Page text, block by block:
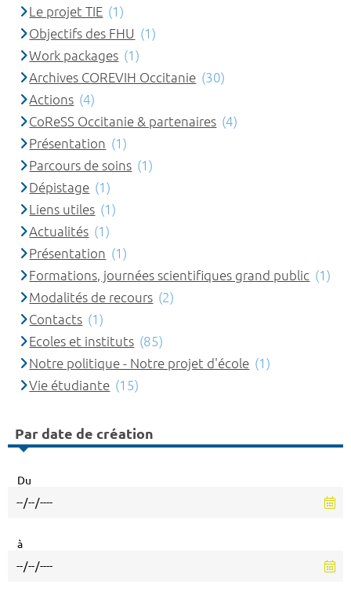
Le projet TIE (1)
Objectifs des FHU (1)
Work packages (1)
Archives COREVIH Occitanie (30)
Actions (4)
CoReSS Occitanie & partenaires (4)
Présentation (1)
Parcours de soins (1)
Dépistage (1)
Liens utiles (1)
Actualités (1)
Présentation (1)
Formations, journées scientifiques grand public (1)
Modalités de recours (2)
Contacts (1)
Ecoles et instituts (85)
Notre politique - Notre projet d'école (1)
Vie étudiante (15)
Par date de création
Du
à